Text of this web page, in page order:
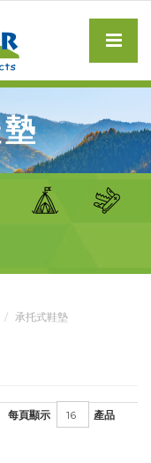
承托式鞋墊
每頁顯示 產品